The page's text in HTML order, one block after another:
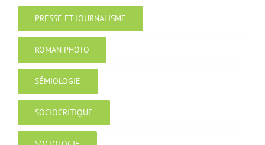
PRESSE ET JOURNALISME
ROMAN PHOTO
SÉMIOLOGIE
SOCIOCRITIQUE